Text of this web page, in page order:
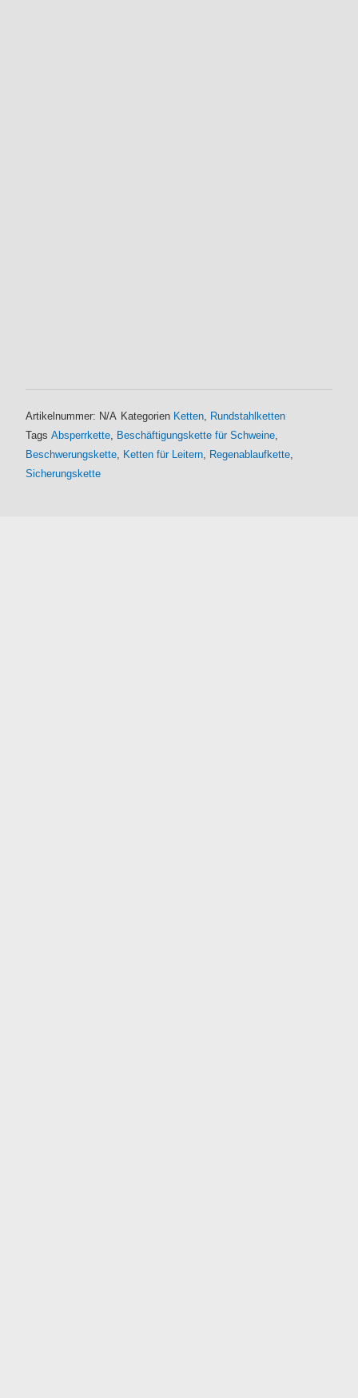
Artikelnummer: N/A Kategorien Ketten, Rundstahlketten
Tags Absperrkette, Beschäftigungskette für Schweine,
Beschwerungskette, Ketten für Leitern, Regenablaufkette,
Sicherungskette